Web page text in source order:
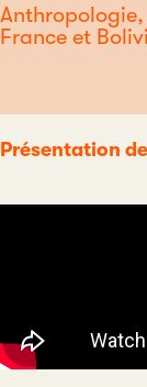
Discipline
Pays
France et
Présentation